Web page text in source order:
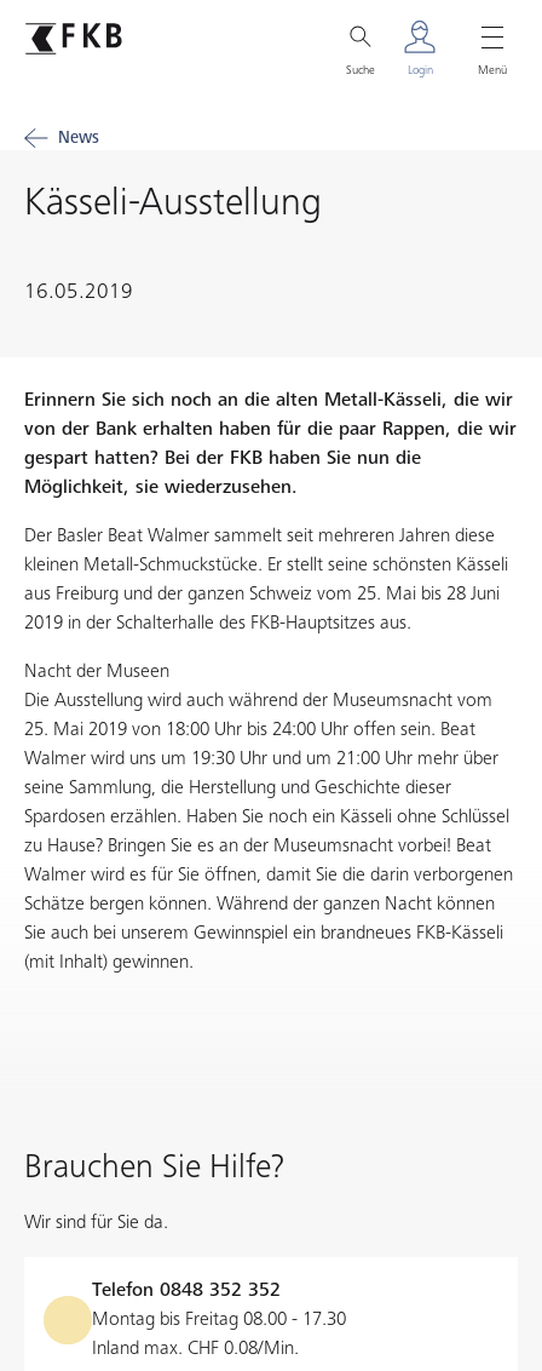
Suche Login Menü
News
Kässeli-Ausstellung
16.05.2019
Erinnern Sie sich noch an die alten Metall-Kässeli, die wir
von der Bank erhalten haben für die paar Rappen, die wir
gespart hatten? Bei der FKB haben Sie nun die
Möglichkeit, sie wiederzusehen.
Der Basler Beat Walmer sammelt seit mehreren Jahren diese
kleinen Metall-Schmuckstücke. Er stellt seine schönsten Kässeli
aus Freiburg und der ganzen Schweiz vom 25. Mai bis 28 Juni
2019 in der Schalterhalle des FKB-Hauptsitzes aus.
Nacht der Museen
Die Ausstellung wird auch während der Museumsnacht vom
25. Mai 2019 von 18:00 Uhr bis 24:00 Uhr offen sein. Beat
Walmer wird uns um 19:30 Uhr und um 21:00 Uhr mehr über
seine Sammlung, die Herstellung und Geschichte dieser
Spardosen erzählen. Haben Sie noch ein Kässeli ohne Schlüssel
zu Hause? Bringen Sie es an der Museumsnacht vorbei! Beat
Walmer wird es für Sie öffnen, damit Sie die darin verborgenen
Schätze bergen können. Während der ganzen Nacht können
Sie auch bei unserem Gewinnspiel ein brandneues FKB-Kässeli
(mit Inhalt) gewinnen.
Brauchen Sie Hilfe?
Wir sind für Sie da.
Telefon 0848 352 352
Montag bis Freitag 08.00 - 17.30
Inland max. CHF 0.08/Min.